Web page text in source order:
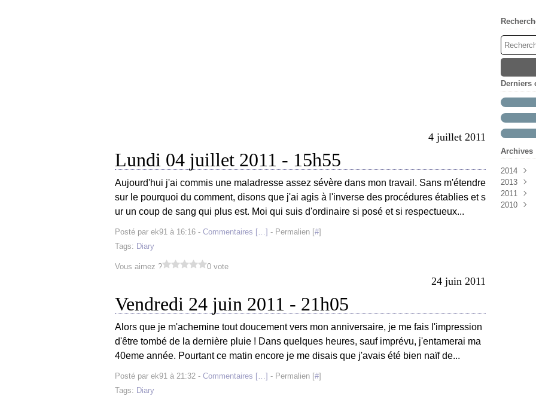
4 juillet 2011
Lundi 04 juillet 2011 - 15h55
Aujourd'hui j'ai commis une maladresse assez sévère dans mon travail. Sans m'étendre
sur le pourquoi du comment, disons que j'ai agis à l'inverse des procédures établies et s
ur un coup de sang qui plus est. Moi qui suis d'ordinaire si posé et si respectueux...
Posté par ek91 à 16:16 - Commentaires […] - Permalien [#]
Tags: Diary
Vous aimez ? 0 vote
24 juin 2011
Vendredi 24 juin 2011 - 21h05
Alors que je m'achemine tout doucement vers mon anniversaire, je me fais l'impression
d'être tombé de la dernière pluie ! Dans quelques heures, sauf imprévu, j'entamerai ma
40eme année. Pourtant ce matin encore je me disais que j'avais été bien naïf de...
Posté par ek91 à 21:32 - Commentaires […] - Permalien [#]
Tags: Diary
Derniers
Archives
2014
Mai(1)
Avril
2013
Octobre
2011
Août
2010